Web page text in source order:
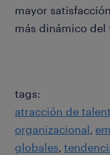
mayor
más dinámico del
tags:
atracción de
organizacional
globales